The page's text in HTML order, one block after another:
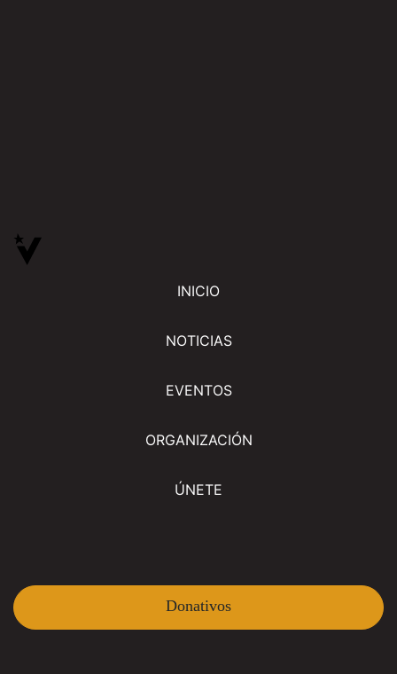
INICIO
NOTICIAS
EVENTOS
ORGANIZACIÓN
ÚNETE
Donativos